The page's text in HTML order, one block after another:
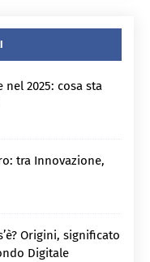
2025: cosa sta
tra Innovazione,
Origini, significato
Digitale